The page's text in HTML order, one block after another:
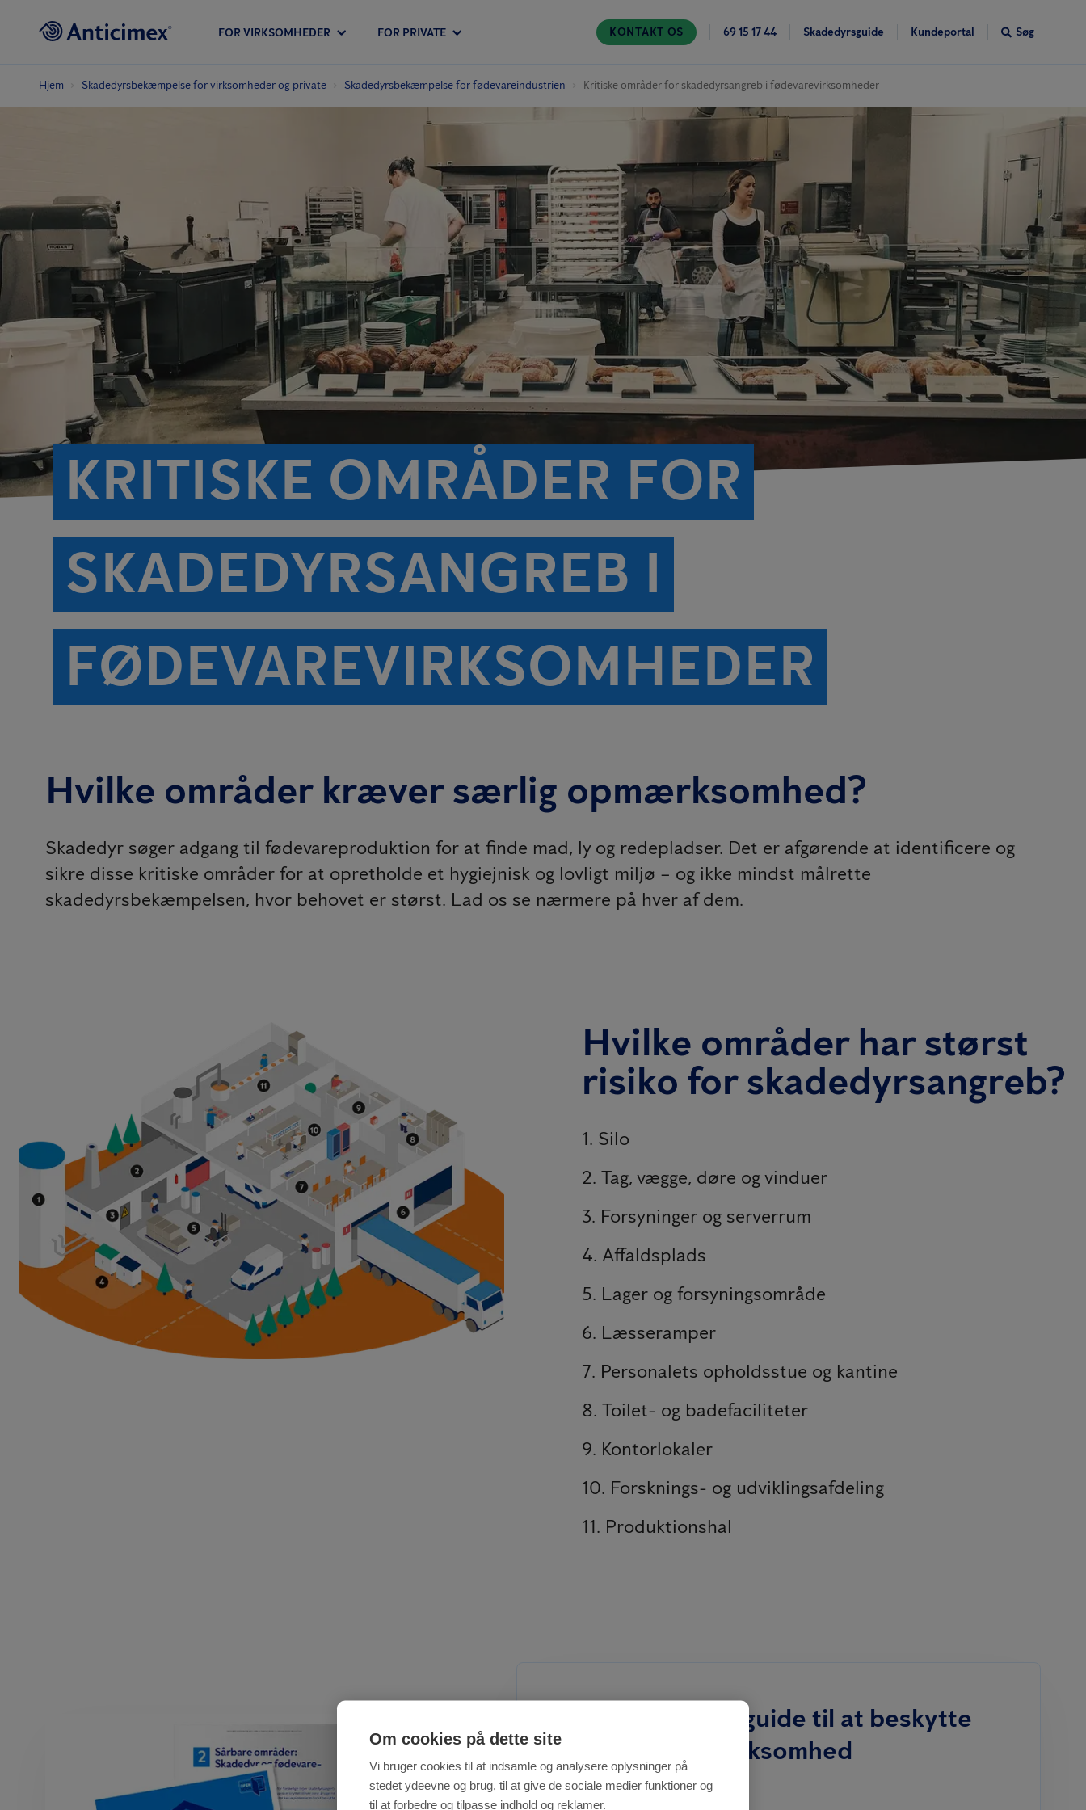
FOR VIRKSOMHEDER FOR PRIVATE KONTAKT OS 69 15 17 44 Skadedyrsguide Kundeportal Søg
Hjem Skadedyrs­bekæmpelse for virksomheder og private Skadedyrs­bekæmpelse for fødevareindustrien Kritiske områder for skadedyrsangreb i fødevarevirksomheder
KRITISKE OMRÅDER FOR
SKADEDYRSANGREB I
FØDEVAREVIRKSOMHEDER
Hvilke områder kræver særlig opmærksomhed?
Skadedyr søger adgang til fødevareproduktion for at finde mad, ly og redepladser. Det er afgørende at identificere og
sikre disse kritiske områder for at opretholde et hygiejnisk og lovligt miljø – og ikke mindst målrette
skadedyrsbekæmpelsen, hvor behovet er størst. Lad os se nærmere på hver af dem.
Hvilke områder har størst
risiko for skadedyrsangreb?
1. Silo
2. Tag, vægge, døre og vinduer
3. Forsyninger og serverrum
4. Affaldsplads
5. Lager og forsyningsområde
6. Læsseramper
7. Personalets opholdsstue og kantine
8. Toilet- og badefaciliteter
9. Kontorlokaler
10. Forsknings- og udviklingsafdeling
11. Produktionshal
Den ultimative guide til at beskytte
din fødevarevirksomhed
Om cookies på dette site
Vi bruger cookies til at indsamle og analysere oplysninger på
stedet ydeevne og brug, til at give de sociale medier funktioner og
til at forbedre og tilpasse indhold og reklamer.